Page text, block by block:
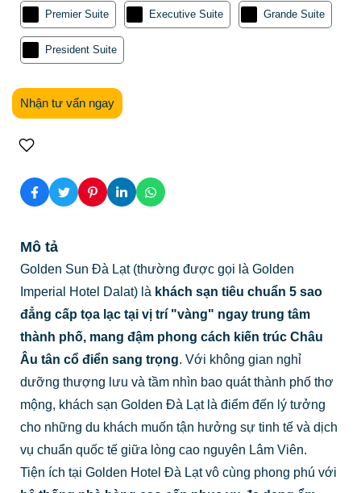
Premier Suite Executive Suite Grande Suite
President Suite
Nhận tư vấn ngay
Mô tả
Golden Sun Đà Lạt (thường được gọi là Golden
Imperial Hotel Dalat) là khách sạn tiêu chuẩn 5 sao
đẳng cấp tọa lạc tại vị trí "vàng" ngay trung tâm
thành phố, mang đậm phong cách kiến trúc Châu
Âu tân cổ điển sang trọng. Với không gian nghỉ
dưỡng thượng lưu và tầm nhìn bao quát thành phố thơ
mộng, khách sạn Golden Đà Lạt là điểm đến lý tưởng
cho những du khách muốn tận hưởng sự tinh tế và dịch
vụ chuẩn quốc tế giữa lòng cao nguyên Lâm Viên.
Tiện ích tại Golden Hotel Đà Lạt vô cùng phong phú với